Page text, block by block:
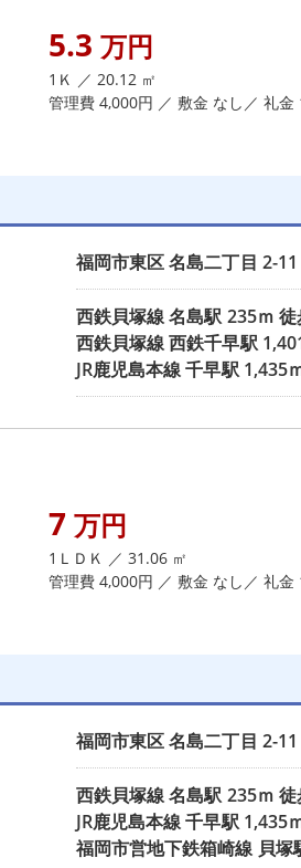
5.3 万円
1Ｋ ／ 20.12 ㎡
管理費 4,000円 ／ 敷金 なし／ 礼金
福岡市東区名島二丁目 2-11
西鉄貝塚線名島駅235ｍ 徒
西鉄貝塚線西鉄千早駅
JR鹿児島本線千早駅1,435
7 万円
1ＬＤＫ ／ 31.06 ㎡
管理費 4,000円 ／ 敷金 なし／ 礼金
福岡市東区名島二丁目 2-11
西鉄貝塚線名島駅235ｍ 徒
JR鹿児島本線千早駅1,435
福岡市営地下鉄箱崎線 貝塚